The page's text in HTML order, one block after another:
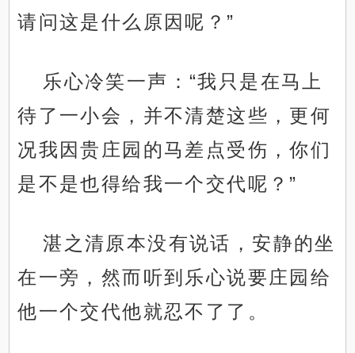
请问这是什么原因呢？”
乐心冷笑一声：“我只是在马上
待了一小会，并不清楚这些，更何
况我因贵庄园的马差点受伤，你们
是不是也得给我一个交代呢？”
湛之清原本没有说话，安静的坐
在一旁，然而听到乐心说要庄园给
他一个交代他就忍不了了。